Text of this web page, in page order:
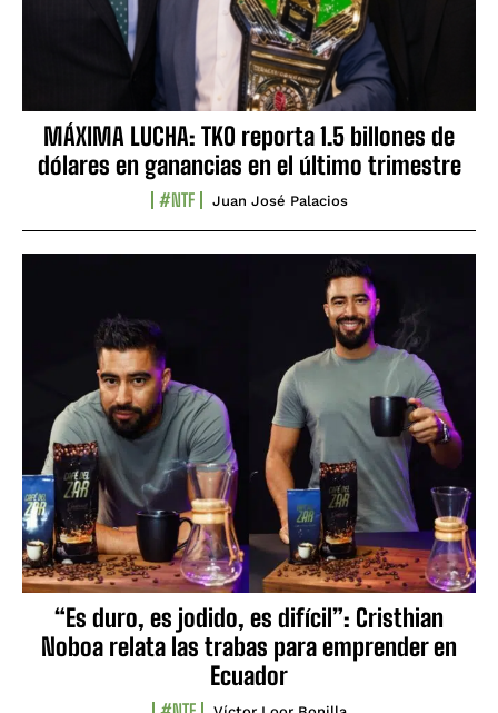
MÁXIMA LUCHA: TKO reporta 1.5 billones de
dólares en ganancias en el último trimestre
#NTF Juan José Palacios
“Es duro, es jodido, es difícil”: Cristhian
Noboa relata las trabas para emprender en
Ecuador